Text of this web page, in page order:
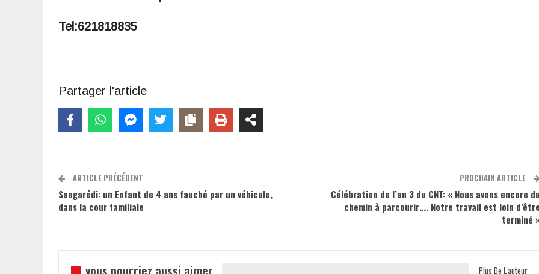
Tel:621818835
Partager l'article
ARTICLE PRÉCÉDENT
Sangarédi: un Enfant de 4 ans fauché par un véhicule,
dans la cour familiale
PROCHAIN ARTICLE
Célébration de l’an 3 du CNT: « Nous avons encore du
chemin à parcourir…. Notre travail est loin d’être
terminé »
vous pourriez aussi aimer Plus De L'auteur